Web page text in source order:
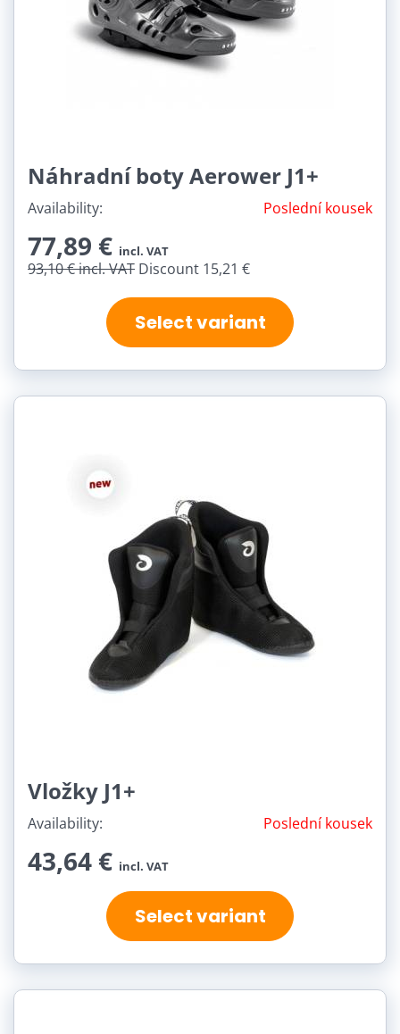
Náhradní boty Aerower J1+
Availability: Poslední kousek
77,89 € incl. VAT
93,10 €incl. VAT Discount 15,21 €
Select variant
Vložky J1+
Availability: Poslední kousek
43,64 € incl. VAT
Select variant